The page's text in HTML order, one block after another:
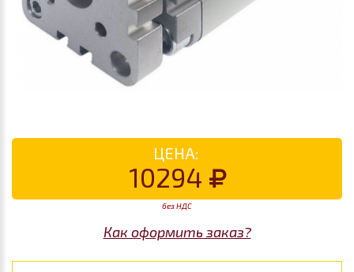
ЦЕНА:
10294
без НДС
Как оформить заказ?